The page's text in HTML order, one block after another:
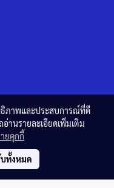
ธิภาพและประสบการณ์ที่ดี
านรายละเอียดเพิ่มเติม
ยคุกกี้
ทั้งหมด